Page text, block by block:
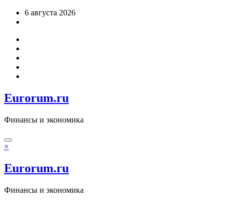
Перейти6 августа 2026
Eurorum.ru
Финансы и экономика
×
Eurorum.ru
Финансы и экономика